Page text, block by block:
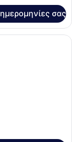
σας
βεράντα με ένα